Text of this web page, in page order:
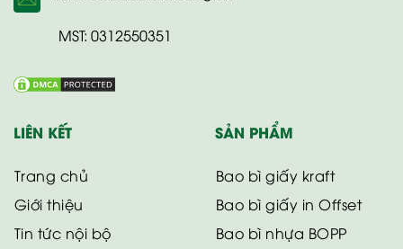
MST: 0312550351
LIÊN KẾT
Trang chủ
Giới thiệu
Tin tức nội bộ
SẢN PHẨM
Bao bì giấy kraft
Bao bì giấy in Offset
Bao bì nhựa BOPP